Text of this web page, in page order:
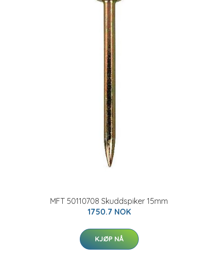
MFT 50110708 Skuddspiker 15mm
1750.7 NOK
KJØP NÅ